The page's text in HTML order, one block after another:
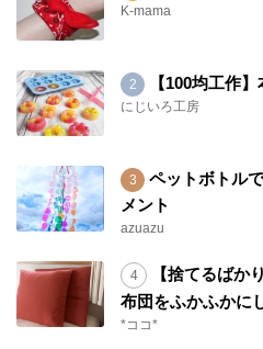
K-mama
【100均工作
にじいろ工房
ペットボトル
メント
azuazu
【捨てるばか
布団をふかふかに
*ココ*